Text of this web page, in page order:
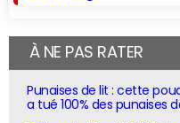
À NE PAS RATER
Punaises de lit : cette
a tué 100% des punaises